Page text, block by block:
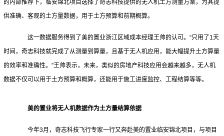
的内部推荐下，临安锦北项目选择了奇志科技提供的无人机土方测量方案，为其提
供准确、客观的土方量数据，用于土方预算和前期概算。
这一数据服务得到了美的置业浙江区域成本经理王帅的认可。“只用了1天
时间，奇志科技就完成了从测量到算量，且基于无人机应用，能大幅提升土方算量
的效率和准确性。”王帅表示，未来，类似的房地产科技应用会越来越多，无人机
数据不仅可以用于土方预算和概算，还能用于施工进度监控、工程结算等等。
美的置业将无人机数据作为土方量结算依据
今年3月，奇志科技飞行专家一行又奔赴美的置业临安锦北项目，与项目